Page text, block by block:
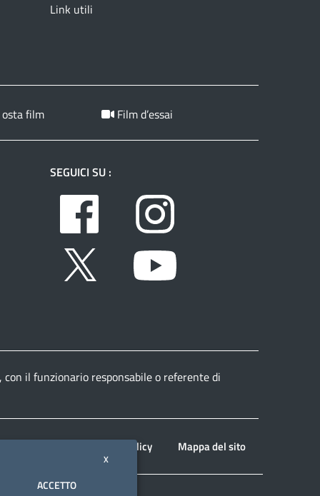
Link utili
film Film d’essai
SEGUICI SU :
Facebook
Twitter
il funzionario responsabile o referente di
Privacy policy Mappa del sito
X
ACCETTO